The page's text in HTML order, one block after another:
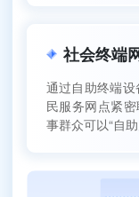
社会终端
通过自助终端
民服务网点紧
事群众可以“自